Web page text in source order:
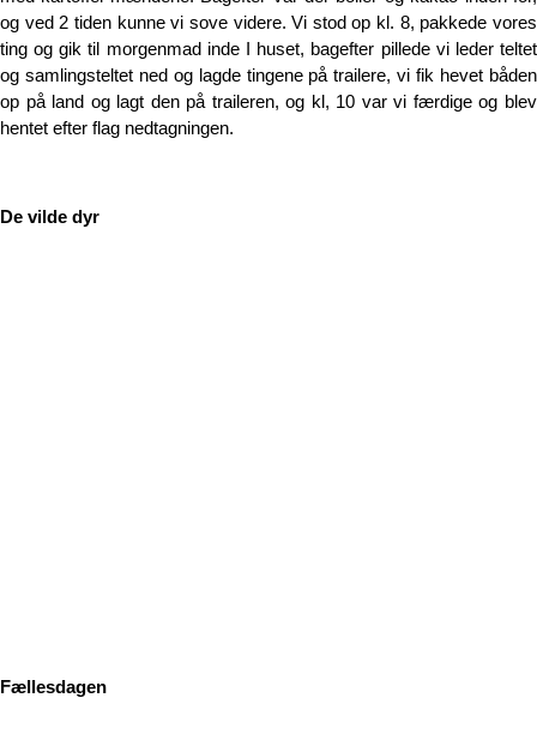
og ved 2 tiden kunne vi sove videre. Vi stod op kl. 8, pakkede vores
ting og gik til morgenmad inde I huset, bagefter pillede vi leder teltet
og samlingsteltet ned og lagde tingene på trailere, vi fik hevet båden
op på land og lagt den på traileren, og kl, 10 var vi færdige og blev
hentet efter flag nedtagningen.
De vilde dyr
Fællesdagen